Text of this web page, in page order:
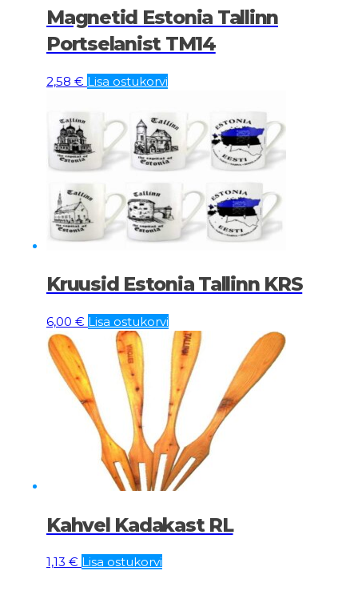
Magnetid Estonia Tallinn
Portselanist TM14
2,58 € Lisa ostukorvi
Kruusid Estonia Tallinn KRS
6,00 € Lisa ostukorvi
Kahvel Kadakast RL
1,13 € Lisa ostukorvi